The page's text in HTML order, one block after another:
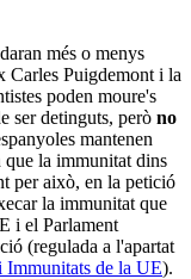
més o menys
Carles Puigdemont i la
poden moure's
ser detinguts, però no
mantenen
que la immunitat dins
per això, en la petició
la immunitat que
i el Parlament
(regulada a l'apartat
de la UE).